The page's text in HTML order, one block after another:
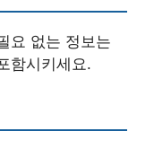
요 없는 정보는
함시키세요.